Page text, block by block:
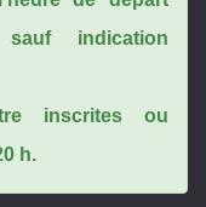
indication
inscrites ou
h.